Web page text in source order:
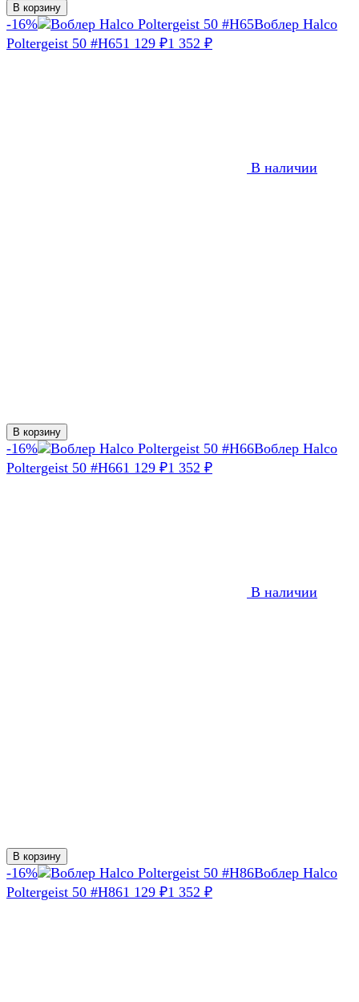
В корзину
-16%
Воблер Halco
Poltergeist 50 #H651 129 ₽1 352 ₽
В наличии
В корзину
-16%
Воблер Halco
Poltergeist 50 #H661 129 ₽1 352 ₽
В наличии
В корзину
-16%
Воблер Halco
Poltergeist 50 #H861 129 ₽1 352 ₽